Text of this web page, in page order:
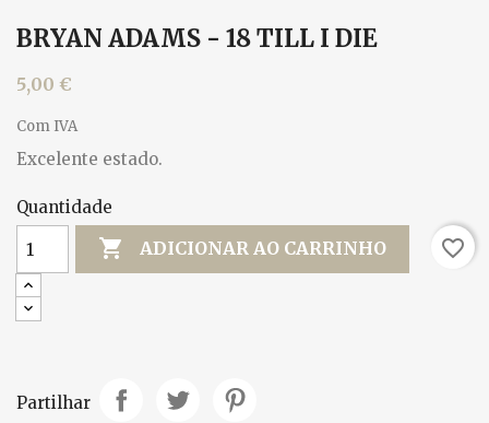
BRYAN ADAMS - 18 TILL I DIE
5,00 €
Com IVA
Excelente estado.
Quantidade
 ADICIONAR AO CARRINHO favorite_border
Partilhar